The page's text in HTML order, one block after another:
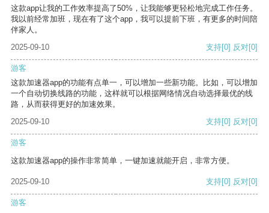
这款app让我的工作效率提高了50%，让我能够更轻松地完成工作任务。
我以前经常加班，现在有了这个app，我可以提前下班，有更多的时间陪
伴家人。
2025-09-10
支持[0] 反对[0]
游客
这款加速器app的功能有点单一，可以增加一些新功能。比如，可以增加
一个自动切换线路的功能，这样就可以根据网络情况自动选择最优的线
路，从而获得更好的加速效果。
2025-09-10
支持[0] 反对[0]
游客
这款加速器app的操作非常简单，一键加速就能开启，非常方便。
2025-09-10 支持[0] 反对[0]
游客